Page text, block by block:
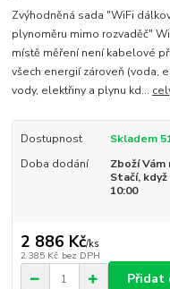
Zvýhodněná sada "WiFi
plynoměru mimo rozvaděč"
místě měření není kabelové
všech energií zároveň (voda,
vody, elektřiny a plynu kd...
Dostupnost
Skladem
Doba dodání
Zboží Vám
Stačí,
10:00
2 886 Kč/ks
2 385 Kč bez DPH
Přidat